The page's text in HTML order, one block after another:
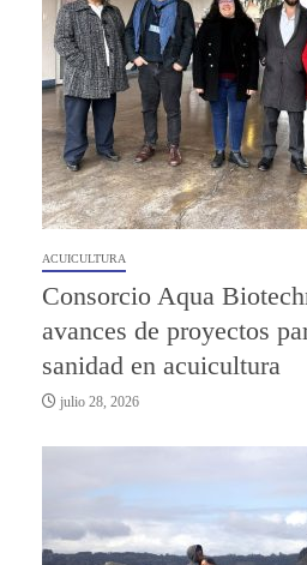
ACUICULTURA
Consorcio Aqua
avances de proyectos
sanidad en acuicultura
julio 28, 2026